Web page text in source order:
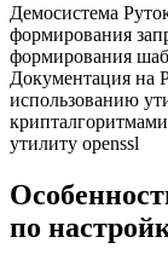
Демосистема
формирования
формирования
Документация на
использованию
утилиту openssl
по